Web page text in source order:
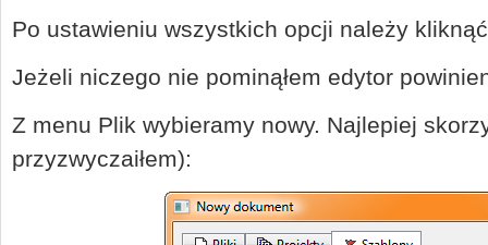
Po ustawieniu wszystkich opcji należy
Jeżeli niczego nie pominąłem edytor
Z menu Plik wybieramy nowy. Najlepiej
przyzwyczaiłem):